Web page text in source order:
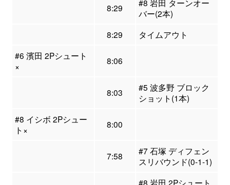
8:29
#8 岩田 ターンオー
バー(2本)
8:29
タイムアウト
#6 濱田 2Pシュート
×
8:06
8:03
#5 波多野 ブロック
ショット(1本)
#8 イシボ 2Pシュー
ト×
8:00
7:58
#7 石塚 ディフェン
スリバウンド(0-1-1)
#8 岩田 2Pシュート